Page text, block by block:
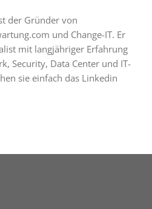
der Gründer von
und Change-IT. Er
mit langjähriger Erfahrung
Security, Data Center und IT-
sie einfach das Linkedin